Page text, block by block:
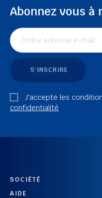
Abonnez vous
S'INSCRIRE
J'accepte les
confidentialité
SOCIÉTÉ
AIDE